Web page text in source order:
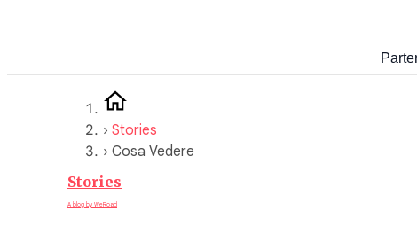
› Stories
› Cosa Vedere
Stories
A blog by WeRoad